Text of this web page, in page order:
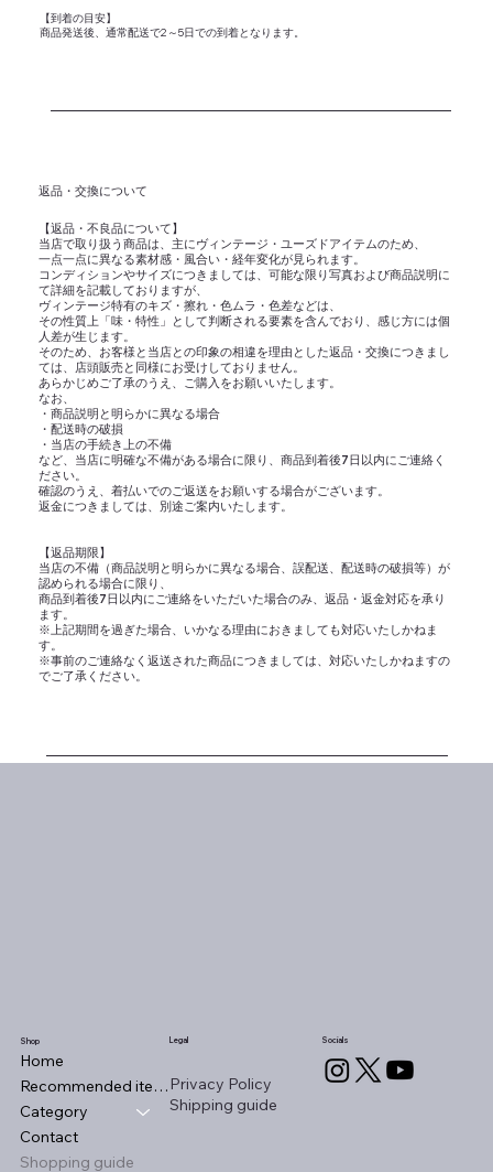
【到着の目安】
商品発送後、通常配送で2～5日での到着となります。
​返品・交換について
【返品・不良品について】
当店で取り扱う商品は、主にヴィンテージ・ユーズドアイテムのため、
一点一点に異なる素材感・風合い・経年変化が見られます。
コンディションやサイズにつきましては、可能な限り写真および商品説明に
て詳細を記載しておりますが、
ヴィンテージ特有のキズ・擦れ・色ムラ・色差などは、
その性質上「味・特性」として判断される要素を含んでおり、感じ方には個
人差が生じます。
そのため、お客様と当店との印象の相違を理由とした返品・交換につきまし
ては、店頭販売と同様にお受けしておりません。
あらかじめご了承のうえ、ご購入をお願いいたします。
なお、
・商品説明と明らかに異なる場合
・配送時の破損
・当店の手続き上の不備
など、当店に明確な不備がある場合に限り、商品到着後7日以内にご連絡く
ださい。
確認のうえ、着払いでのご返送をお願いする場合がございます。
返金につきましては、別途ご案内いたします。
【返品期限】
当店の不備（商品説明と明らかに異なる場合、誤配送、配送時の破損等）が
認められる場合に限り、
商品到着後7日以内にご連絡をいただいた場合のみ、返品・返金対応を承り
ます。
※上記期間を過ぎた場合、いかなる理由におきましても対応いたしかねま
す。
※事前のご連絡なく返送された商品につきましては、対応いたしかねますの
でご了承ください。
Shop
Home
Recommended items
Category
Contact
Shopping guide
Legal
Privacy Policy
Shipping guide
Socials